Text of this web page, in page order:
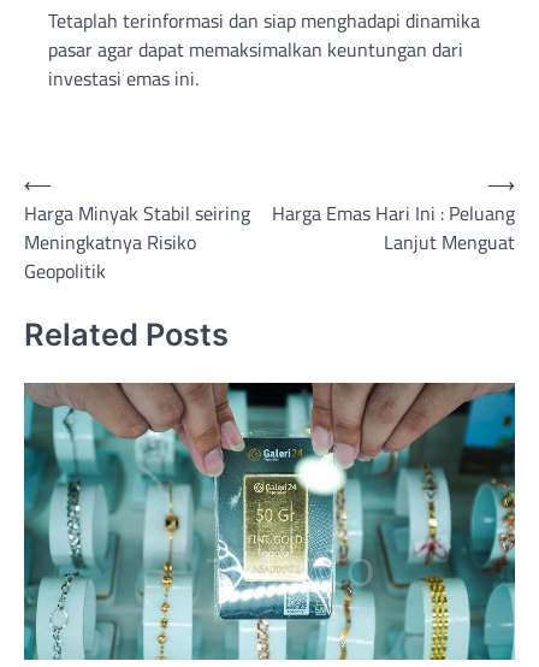
Tetaplah terinformasi dan siap menghadapi dinamika
pasar agar dapat memaksimalkan keuntungan dari
investasi emas ini.
Post
navigation
⟵
Harga Minyak Stabil seiring
Meningkatnya Risiko
Geopolitik
Harga Emas Hari Ini : Peluang
Lanjut Menguat
⟶
Related Posts